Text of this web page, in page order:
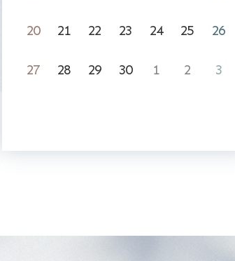
20 21 22 23 24 25 26
27 28 29 30 1 2 3